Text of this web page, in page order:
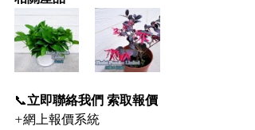
📞立即聯絡我們 索取報價
+網上報價系統